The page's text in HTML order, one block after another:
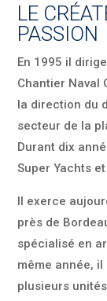
LE
PASSION
En 1995 il
Chantier Naval
la direction du
secteur de la
Durant dix
Super Yachts
Il exerce
près de
spécialisé en
même année,
plusieurs